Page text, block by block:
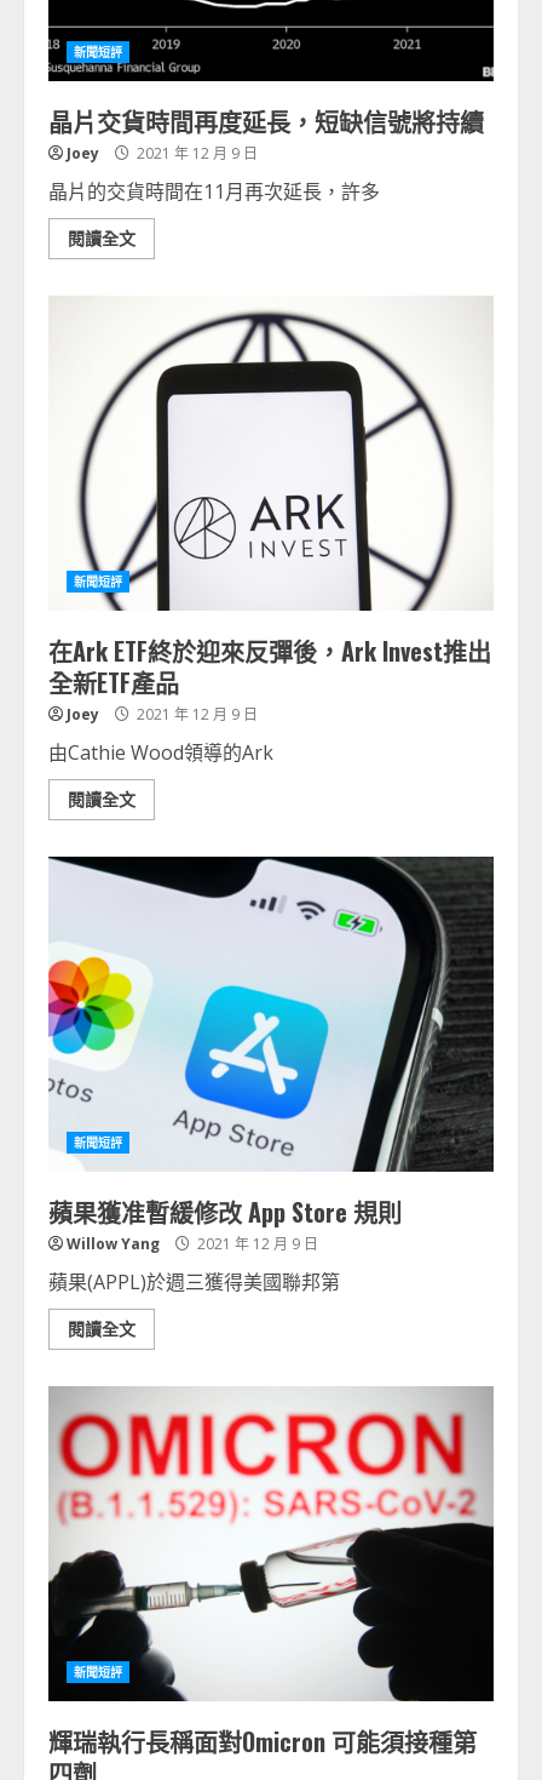
新聞短評
晶片交貨時間再度延長，短缺信號將持續
Joey 2021 年 12 月 9 日
晶片的交貨時間在11月再次延長，許多
閱讀全文
新聞短評
在Ark ETF終於迎來反彈後，Ark Invest推出
全新ETF產品
Joey 2021 年 12 月 9 日
由Cathie Wood領導的Ark
閱讀全文
新聞短評
蘋果獲准暫緩修改 App Store 規則
Willow Yang 2021 年 12 月 9 日
蘋果(APPL)於週三獲得美國聯邦第
閱讀全文
新聞短評
輝瑞執行長稱面對Omicron 可能須接種第
四劑